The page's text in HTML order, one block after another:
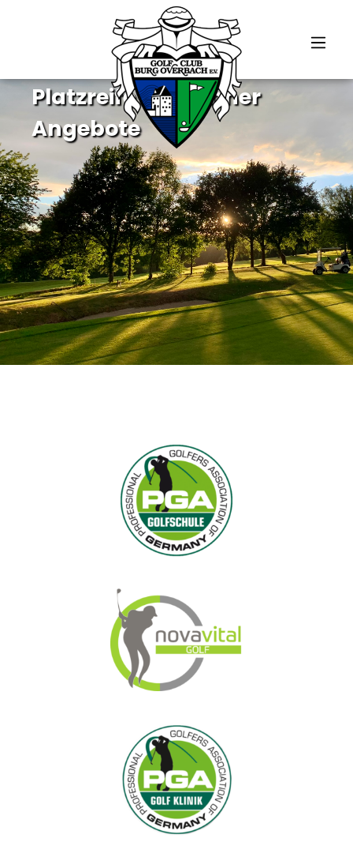
Golf Kennenlernen beim GCBO
Platzreife & Beginner
Angebote